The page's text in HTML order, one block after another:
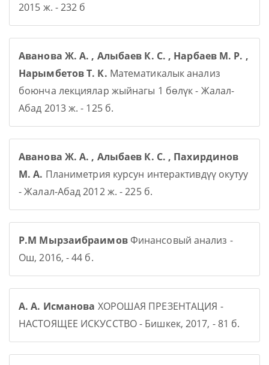
2015 ж. - 232 б
Аванова Ж. А. , Алыбаев К. С. , Нарбаев М. Р. ,
Нарымбетов Т. К. Математикалык анализ
боюнча лекциялар жыйнагы 1 бөлүк - Жалал-
Абад 2013 ж. - 125 б.
Аванова Ж. А. , Алыбаев К. С. , Пахирдинов
М. А. Планиметрия курсун интерактивдүү окутуу
- Жалал-Абад 2012 ж. - 225 б.
Р.М МырзаибраимовФинансовый анализ -
Ош, 2016, - 44 б.
А. А. Исманова ХОРОШАЯ ПРЕЗЕНТАЦИЯ -
НАСТОЯЩЕЕ ИСКУССТВО - Бишкек, 2017, - 81 б.